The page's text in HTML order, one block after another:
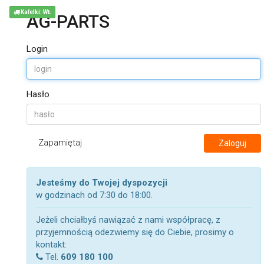
AG-PARTS
Login
Hasło
Zapamiętaj Zaloguj
Jesteśmy do Twojej dyspozycji
w godzinach od 7:30 do 18:00.
Jeżeli chciałbyś nawiązać z nami współpracę, z
przyjemnością odezwiemy się do Ciebie, prosimy o
kontakt:
Tel. 609 180 100
Kafelki: WŁ